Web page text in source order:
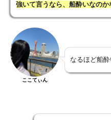
強いて言うなら、船酔いなのか
ここてぃん
なるほど船